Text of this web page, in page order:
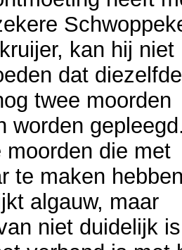
kan hij niet
dat diezelfde
twee moorden
worden
moorden die met
te maken
algauw, maar
niet duidelijk is